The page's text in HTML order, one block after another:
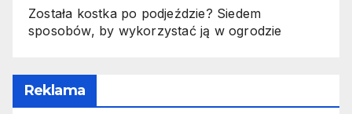
Została kostka po podjeździe? Siedem
sposobów, by wykorzystać ją w ogrodzie
Reklama